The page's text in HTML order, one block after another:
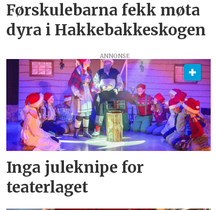
Førskulebarna fekk møta
dyra i Hakkebakkeskogen
ANNONSE
Inga juleknipe for
teaterlaget